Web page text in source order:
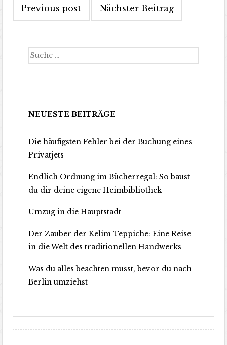
Navigation
Previous post Nächster Beitrag
Suche
NEUESTE BEITRÄGE
Die häufigsten Fehler bei der Buchung eines
Privatjets
Endlich Ordnung im Bücherregal: So baust
du dir deine eigene Heimbibliothek
Umzug in die Hauptstadt
Der Zauber der Kelim Teppiche: Eine Reise
in die Welt des traditionellen Handwerks
Was du alles beachten musst, bevor du nach
Berlin umziehst